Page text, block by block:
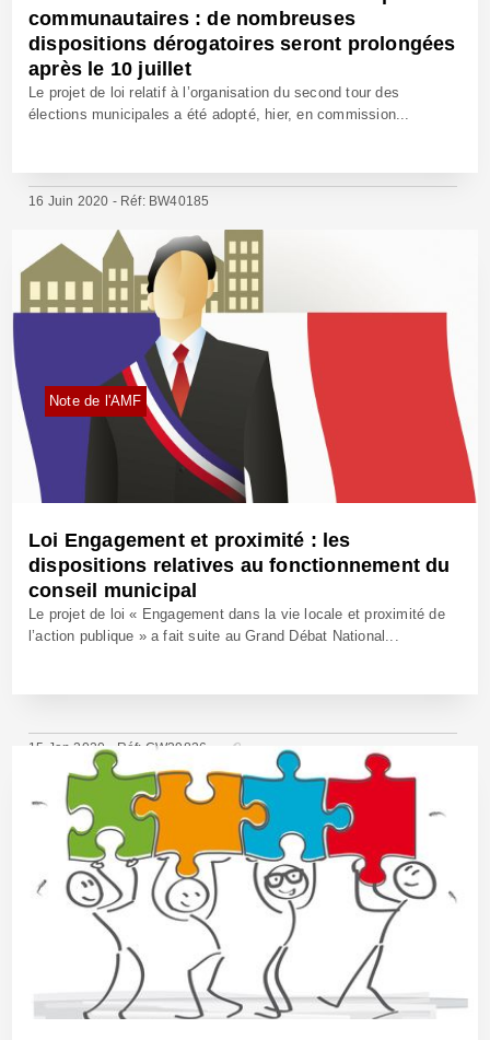
communautaires : de nombreuses
dispositions dérogatoires seront prolongées
après le 10 juillet
Le projet de loi relatif à l’organisation du second tour des
élections municipales a été adopté, hier, en commission...
16 Juin 2020 - Réf: BW40185
Note de l'AMF
Loi Engagement et proximité : les
dispositions relatives au fonctionnement du
conseil municipal
Le projet de loi « Engagement dans la vie locale et proximité de
l’action publique » a fait suite au Grand Débat National...
15 Jan 2020 - Réf: CW39826